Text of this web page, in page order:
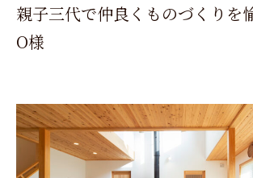
親子三代で仲良くものづくりを
O様